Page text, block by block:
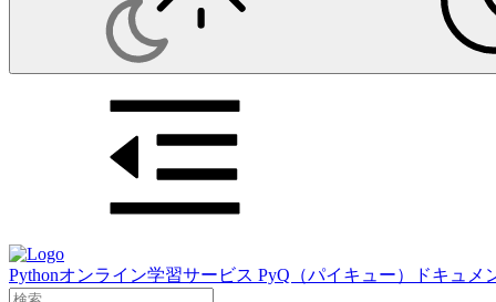
Pythonオンライン学習サービス PyQ（パイキュー）ドキュメ